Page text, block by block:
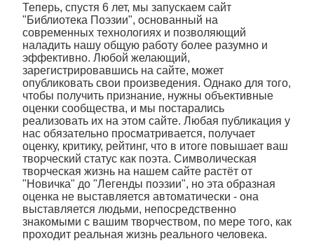
Теперь, спустя 6 лет, мы запускаем сайт
"Библиотека Поэзии", основанный на
современных технологиях и позволяющий
наладить нашу общую работу более разумно и
эффективно. Любой желающий,
зарегистрировавшись на сайте, может
опубликовать свои произведения. Однако для того,
чтобы получить признание, нужны объективные
оценки сообщества, и мы постарались
реализовать их на этом сайте. Любая публикация у
нас обязательно просматривается, получает
оценку, критику, рейтинг, что в итоге повышает ваш
творческий статус как поэта. Символическая
творческая жизнь на нашем сайте растёт от
"Новичка" до "Легенды поэзии", но эта образная
оценка не выставляется автоматически - она
выставляется людьми, непосредственно
знакомыми с вашим творчеством, по мере того, как
проходит реальная жизнь реального человека.